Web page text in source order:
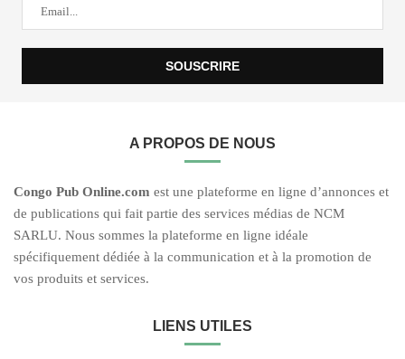
A PROPOS DE NOUS
Congo Pub Online.com est une plateforme en ligne d’annonces et
de publications qui fait partie des services médias de NCM
SARLU. Nous sommes la plateforme en ligne idéale
spécifiquement dédiée à la communication et à la promotion de
vos produits et services.
LIENS UTILES